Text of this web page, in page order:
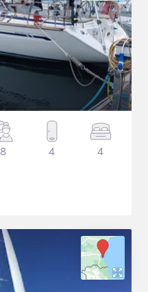
8 4 4